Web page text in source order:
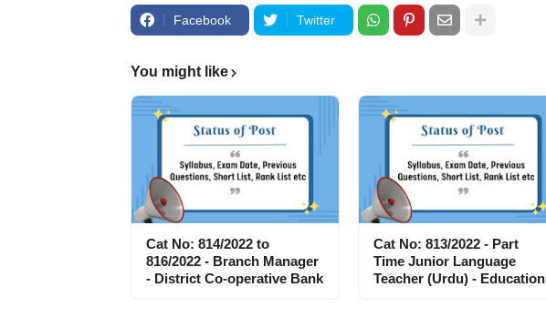
Facebook Twitter
You might like
Cat No: 814/2022 to
816/2022 - Branch Manager
- District Co-operative Bank
Cat No: 813/2022 - Part
Time Junior Language
Teacher (Urdu) - Education